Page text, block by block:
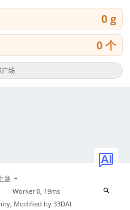
0 g
0 个
场
题
Worker 0, 19ms
Modified by 33DAI
AI